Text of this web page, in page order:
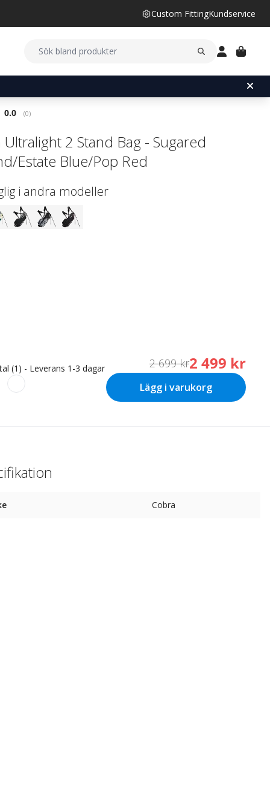
Custom FittingKundservice
Snittbetyg:
0.0 (röster:
0)
Ultralight 2 Stand Bag - Sugared
Estate Blue/Pop Red
i andra modeller
(1) - Leverans 1-3 dagar 2 699 kr2 499 kr
Lägg i varukorg
Cobra